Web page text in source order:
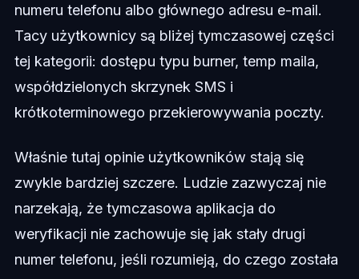
numeru telefonu albo głównego adresu e-mail.
Tacy użytkownicy są bliżej tymczasowej części
tej kategorii: dostępu typu burner, temp maila,
współdzielonych skrzynek SMS i
krótkoterminowego przekierowywania poczty.
Właśnie tutaj opinie użytkowników stają się
zwykle bardziej szczere. Ludzie zazwyczaj nie
narzekają, że tymczasowa aplikacja do
weryfikacji nie zachowuje się jak stały drugi
numer telefonu, jeśli rozumieją, do czego została